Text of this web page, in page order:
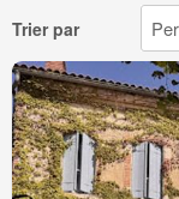
Trier par